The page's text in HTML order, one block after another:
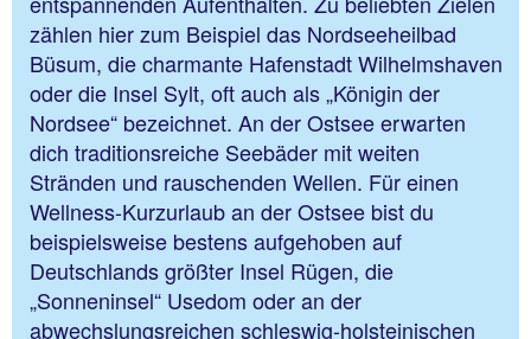
zählen hier zum Beispiel das Nordseeheilbad
Büsum, die charmante Hafenstadt Wilhelmshaven
oder die Insel Sylt, oft auch als „Königin der
Nordsee“ bezeichnet. An der Ostsee erwarten
dich traditionsreiche Seebäder mit weiten
Stränden und rauschenden Wellen. Für einen
Wellness-Kurzurlaub an der Ostsee bist du
beispielsweise bestens aufgehoben auf
Deutschlands größter Insel Rügen, die
„Sonneninsel“ Usedom oder an der
abwechslungsreichen schleswig-holsteinischen